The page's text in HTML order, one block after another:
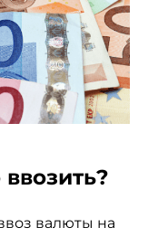
валюты на